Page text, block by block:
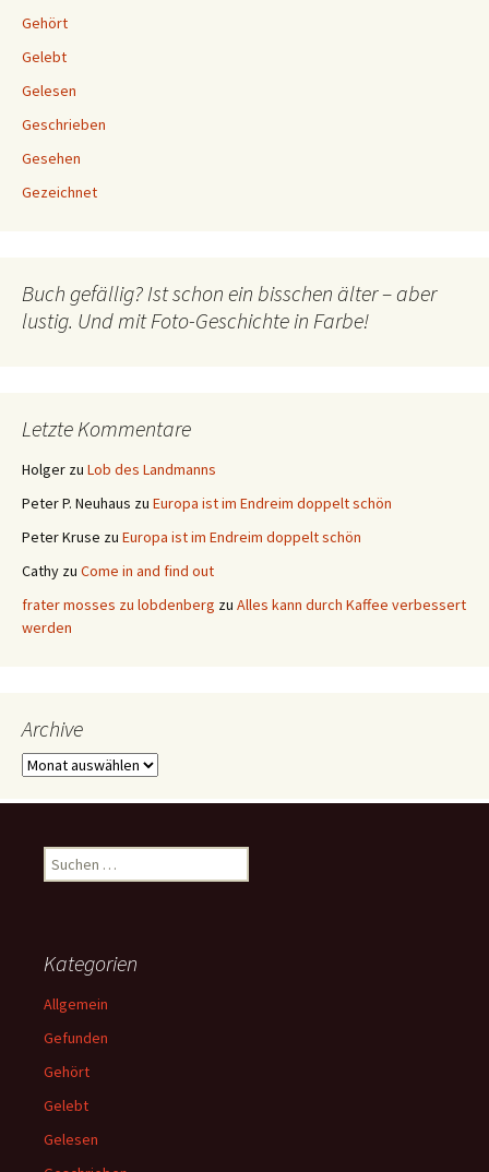
Gehört
Gelebt
Gelesen
Geschrieben
Gesehen
Gezeichnet
Buch gefällig? Ist schon ein bisschen älter – aber
lustig. Und mit Foto-Geschichte in Farbe!
Letzte Kommentare
Holger zu Lob des Landmanns
Peter P. Neuhaus zu Europa ist im Endreim doppelt schön
Peter Kruse zu Europa ist im Endreim doppelt schön
Cathy zu Come in and find out
frater mosses zu lobdenberg zu Alles kann durch Kaffee verbessert
werden
Archive
Archive
Suchen
nach:
Kategorien
Allgemein
Gefunden
Gehört
Gelebt
Gelesen